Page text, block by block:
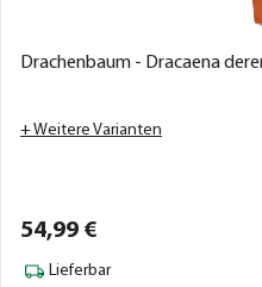
Drachenbaum - Dracaena
+ Weitere Varianten
54,99 €
Lieferbar